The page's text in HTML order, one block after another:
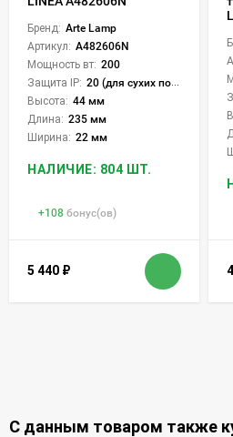
Бренд: Arte Lamp
Артикул: A482606N
Мощность вт: 200
Защита IP: 20 (для сухих пом.)
Высота: 44 мм
Длина: 235 мм
Ширина: 22 мм
НАЛИЧИЕ: 804 ШТ.
+108 бонус(ов)
5 440 ₽
С данным товаром также